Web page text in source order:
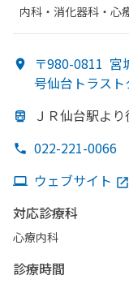
内科・​消化器科・​心
〒980-0811 宮
号仙台トラス
ＪＲ仙台駅より
022-221-0066
ウェブサイト
対応診療科
心療内科
診療時間